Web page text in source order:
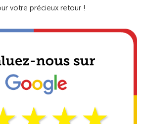
votre précieux retour !